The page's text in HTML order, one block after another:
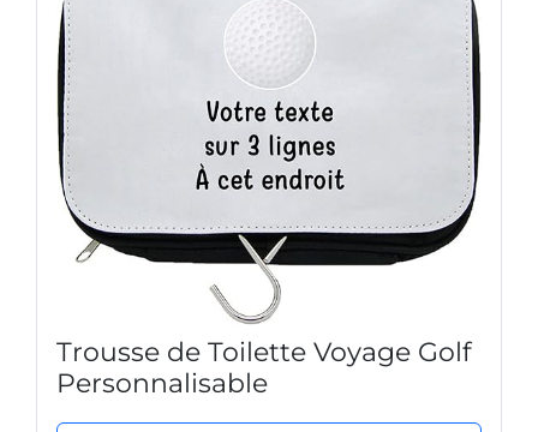
Trousse de Toilette Voyage Golf
Personnalisable